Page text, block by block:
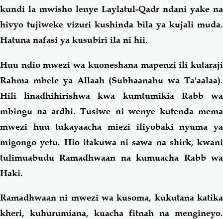
Akhlaaq-Aadaab Raqaaiq
Familia-Jamii Maswali-Majibu
Chemsha Bongo Vitabu
Mapishi
kundi la mwisho lenye Laylatul-Qadr ndani yake na
hivyo tujiweke vizuri kushinda bila ya kujali muda.
Hatuna nafasi ya kusubiri ila ni hii.
Huu ndio mwezi wa kuoneshana mapenzi ili kutaraji
Rahma mbele ya Allaah (Subhaanahu wa Ta'aalaa).
Hili linadhihirishwa kwa kumtumikia Rabb wa
mbingu na ardhi. Tusiwe ni wenye kutenda mema
mwezi huu tukayaacha miezi iliyobaki nyuma ya
migongo yetu. Hio itakuwa ni sawa na shirk, kwani
tulimuabudu Ramadhwaan na kumuacha Rabb wa
Haki.
Ramadhwaan ni mwezi wa kusoma, kukutana katika
kheri, kuhurumiana, kuacha fitnah na mengineyo.